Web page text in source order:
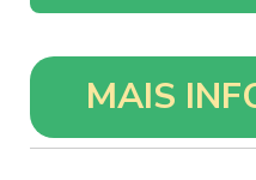
MAIS